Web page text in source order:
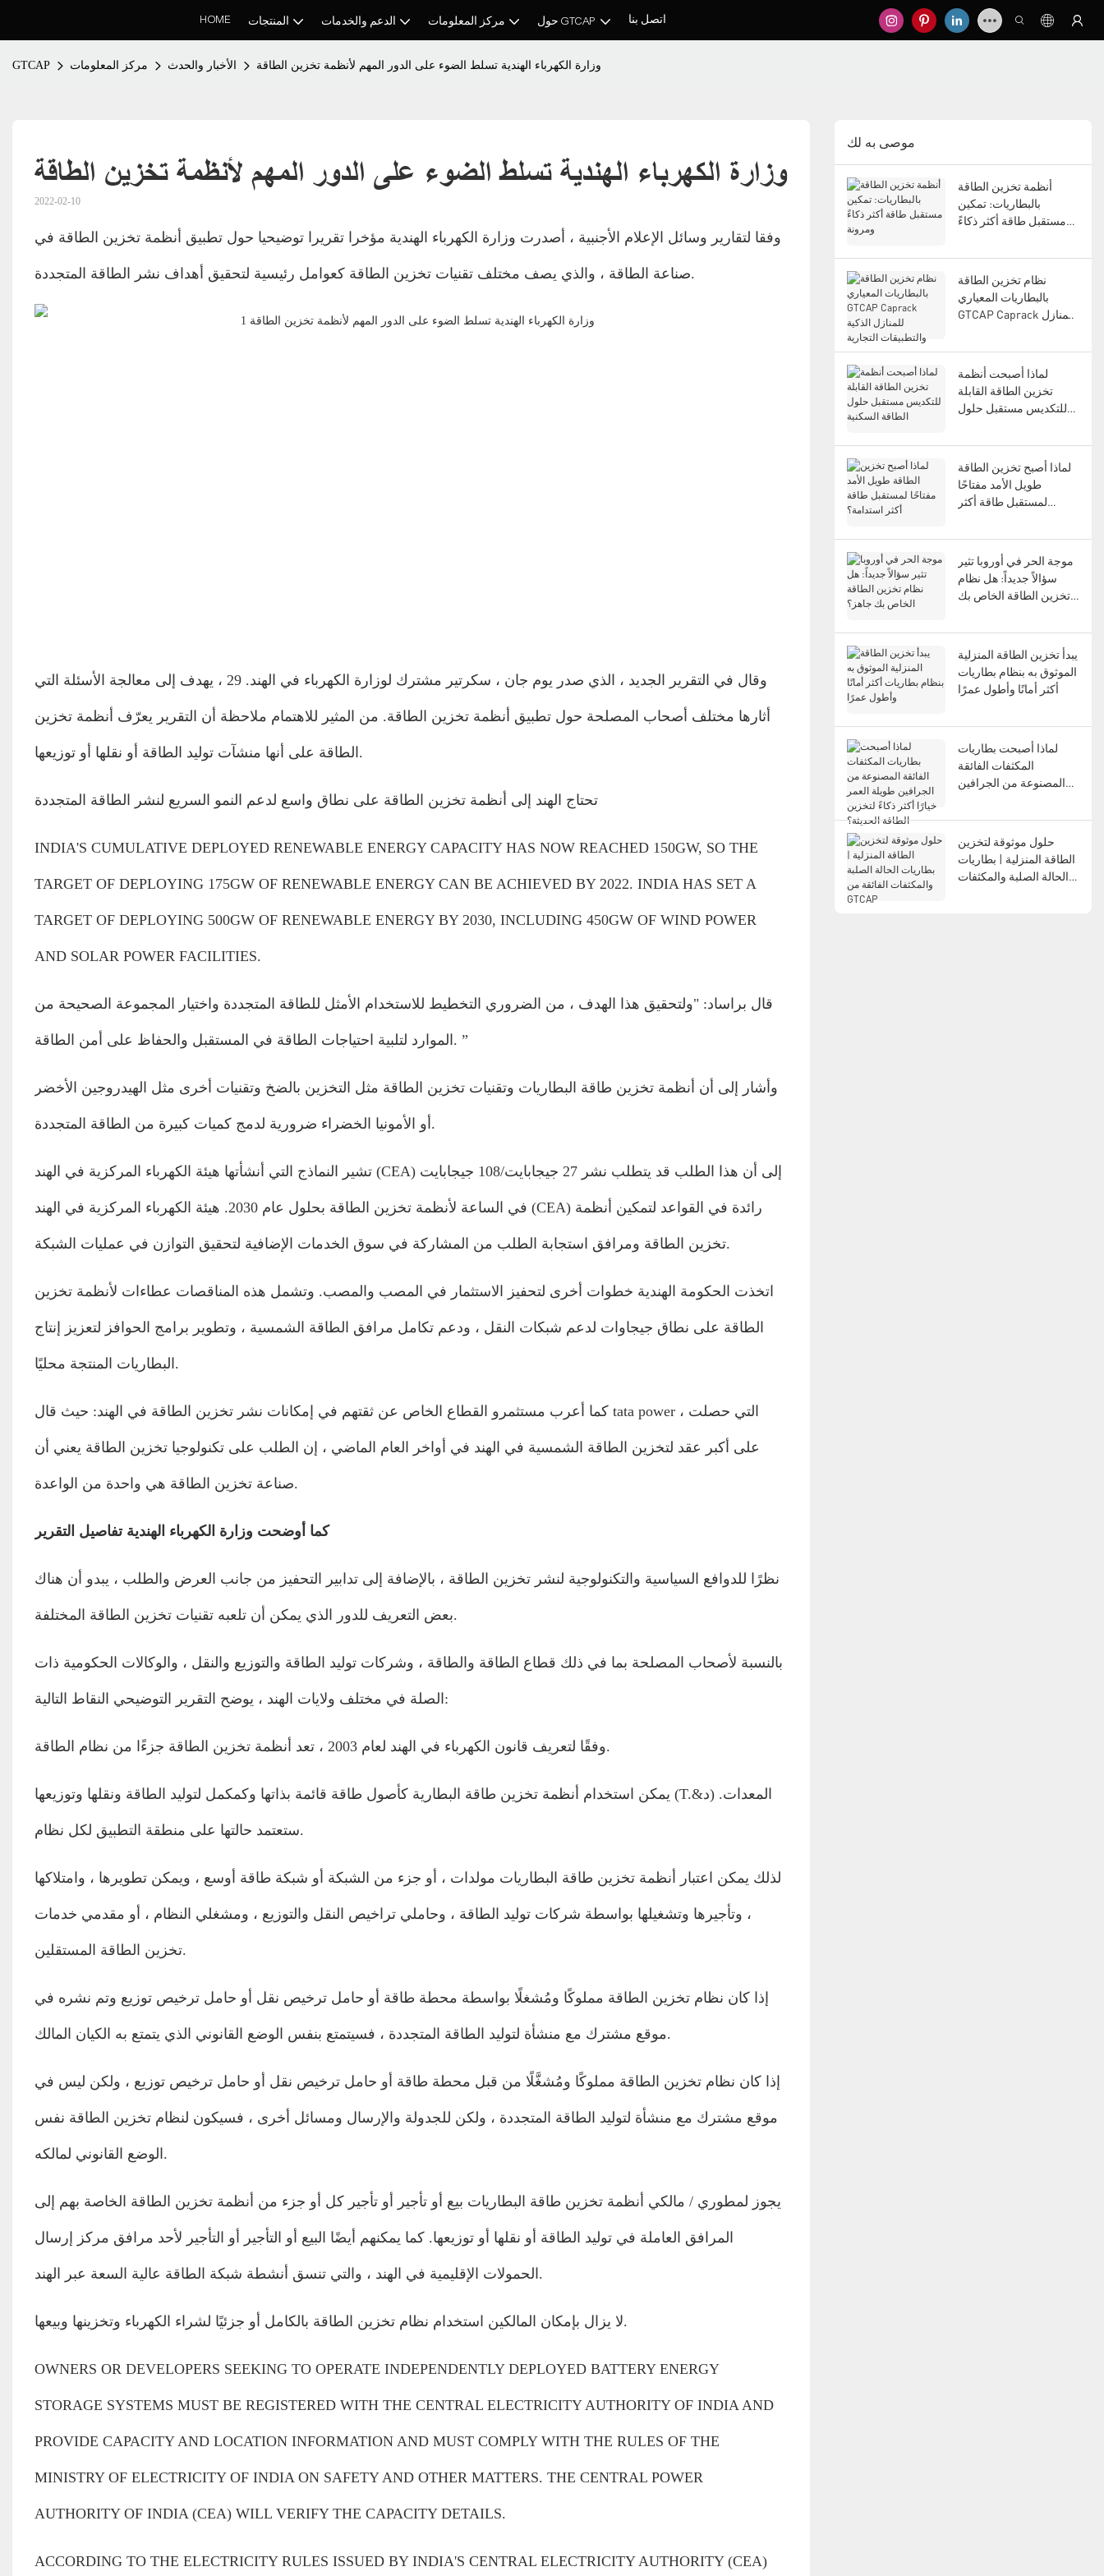
HOME المنتجات الدعم والخدمات مركز المعلومات حول GTCAP اتصل بنا
GTCAP مركز المعلومات الأخبار والحدث وزارة الكهرباء الهندية تسلط الضوء على الدور المهم لأنظمة تخزين الطاقة
وزارة الكهرباء الهندية تسلط الضوء على الدور المهم لأنظمة تخزين الطاقة
2022-02-10
وفقا لتقارير وسائل الإعلام الأجنبية ، أصدرت وزارة الكهرباء الهندية مؤخرا تقريرا توضيحيا حول تطبيق أنظمة تخزين الطاقة في
صناعة الطاقة ، والذي يصف مختلف تقنيات تخزين الطاقة كعوامل رئيسية لتحقيق أهداف نشر الطاقة المتجددة. ‎
وقال في التقرير الجديد ، الذي صدر يوم جان ، سكرتير مشترك لوزارة الكهرباء في الهند. 29 ، يهدف إلى معالجة الأسئلة التي
أثارها مختلف أصحاب المصلحة حول تطبيق أنظمة تخزين الطاقة. من المثير للاهتمام ملاحظة أن التقرير يعرّف أنظمة تخزين
الطاقة على أنها منشآت توليد الطاقة أو نقلها أو توزيعها. ‎
تحتاج الهند إلى أنظمة تخزين الطاقة على نطاق واسع لدعم النمو السريع لنشر الطاقة المتجددة
‎INDIA'S CUMULATIVE DEPLOYED RENEWABLE ENERGY CAPACITY HAS NOW REACHED 150GW, SO THE
TARGET OF DEPLOYING 175GW OF RENEWABLE ENERGY CAN BE ACHIEVED BY 2022. INDIA HAS SET A
TARGET OF DEPLOYING 500GW OF RENEWABLE ENERGY BY 2030, INCLUDING 450GW OF WIND POWER
AND SOLAR POWER FACILITIES. ‎
قال براساد: "ولتحقيق هذا الهدف ، من الضروري التخطيط للاستخدام الأمثل للطاقة المتجددة واختيار المجموعة الصحيحة من
الموارد لتلبية احتياجات الطاقة في المستقبل والحفاظ على أمن الطاقة. ” ‎
وأشار إلى أن أنظمة تخزين طاقة البطاريات وتقنيات تخزين الطاقة مثل التخزين بالضخ وتقنيات أخرى مثل الهيدروجين الأخضر
أو ​​الأمونيا الخضراء ضرورية لدمج كميات كبيرة من الطاقة المتجددة. ‎
تشير النماذج التي أنشأتها هيئة الكهرباء المركزية في الهند (CEA) إلى أن هذا الطلب قد يتطلب نشر 27 جيجابايت/108 جيجابايت
في الساعة لأنظمة تخزين الطاقة بحلول عام 2030. هيئة الكهرباء المركزية في الهند (CEA) رائدة في القواعد لتمكين أنظمة
تخزين الطاقة ومرافق استجابة الطلب من المشاركة في سوق الخدمات الإضافية لتحقيق التوازن في عمليات الشبكة. ‎
اتخذت الحكومة الهندية خطوات أخرى لتحفيز الاستثمار في المصب والمصب. وتشمل هذه المناقصات عطاءات لأنظمة تخزين
الطاقة على نطاق جيجاوات لدعم شبكات النقل ، ودعم تكامل مرافق الطاقة الشمسية ، وتطوير برامج الحوافز لتعزيز إنتاج
البطاريات المنتجة محليًا.
كما أعرب مستثمرو القطاع الخاص عن ثقتهم في إمكانات نشر تخزين الطاقة في الهند: حيث قال tata power ، التي حصلت
على أكبر عقد لتخزين الطاقة الشمسية في الهند في أواخر العام الماضي ، إن الطلب على تكنولوجيا تخزين الطاقة يعني أن
صناعة تخزين الطاقة هي واحدة من الواعدة. ‎
كما أوضحت وزارة الكهرباء الهندية تفاصيل التقرير
نظرًا للدوافع السياسية والتكنولوجية لنشر تخزين الطاقة ، بالإضافة إلى تدابير التحفيز من جانب العرض والطلب ، يبدو أن هناك
بعض التعريف للدور الذي يمكن أن تلعبه تقنيات تخزين الطاقة المختلفة. ‎
بالنسبة لأصحاب المصلحة بما في ذلك قطاع الطاقة والطاقة ، وشركات توليد الطاقة والتوزيع والنقل ، والوكالات الحكومية ذات
الصلة في مختلف ولايات الهند ، يوضح التقرير التوضيحي النقاط التالية:
وفقًا لتعريف قانون الكهرباء في الهند لعام 2003 ، تعد أنظمة تخزين الطاقة جزءًا من نظام الطاقة.
يمكن استخدام أنظمة تخزين طاقة البطارية كأصول طاقة قائمة بذاتها وكمكمل لتوليد الطاقة ونقلها وتوزيعها (T.&د) المعدات.
ستعتمد حالتها على منطقة التطبيق لكل نظام.
لذلك يمكن اعتبار أنظمة تخزين طاقة البطاريات مولدات ، أو جزء من الشبكة أو شبكة طاقة أوسع ، ويمكن تطويرها ، وامتلاكها
، وتأجيرها وتشغيلها بواسطة شركات توليد الطاقة ، وحاملي تراخيص النقل والتوزيع ، ومشغلي النظام ، أو مقدمي خدمات
تخزين الطاقة المستقلين. ‎
إذا كان نظام تخزين الطاقة مملوكًا ومُشغلًا بواسطة محطة طاقة أو حامل ترخيص نقل أو حامل ترخيص توزيع وتم نشره في
موقع مشترك مع منشأة لتوليد الطاقة المتجددة ، فسيتمتع بنفس الوضع القانوني الذي يتمتع به الكيان المالك. ‎
إذا كان نظام تخزين الطاقة مملوكًا ومُشغَّلًا من قبل محطة طاقة أو حامل ترخيص نقل أو حامل ترخيص توزيع ، ولكن ليس في
موقع مشترك مع منشأة لتوليد الطاقة المتجددة ، ولكن للجدولة والإرسال ومسائل أخرى ، فسيكون لنظام تخزين الطاقة نفس
الوضع القانوني لمالكه. ‎
يجوز لمطوري / مالكي أنظمة تخزين طاقة البطاريات بيع أو تأجير أو تأجير كل أو جزء من أنظمة تخزين الطاقة الخاصة بهم إلى
المرافق العاملة في توليد الطاقة أو نقلها أو توزيعها. كما يمكنهم أيضًا البيع أو التأجير أو التأجير لأحد مرافق مركز إرسال
الحمولات الإقليمية في الهند ، والتي تنسق أنشطة شبكة الطاقة عالية السعة عبر الهند. ‎
لا يزال بإمكان المالكين استخدام نظام تخزين الطاقة بالكامل أو جزئيًا لشراء الكهرباء وتخزينها وبيعها. ‎
‎OWNERS OR DEVELOPERS SEEKING TO OPERATE INDEPENDENTLY DEPLOYED BATTERY ENERGY
STORAGE SYSTEMS MUST BE REGISTERED WITH THE CENTRAL ELECTRICITY AUTHORITY OF INDIA AND
PROVIDE CAPACITY AND LOCATION INFORMATION AND MUST COMPLY WITH THE RULES OF THE
MINISTRY OF ELECTRICITY OF INDIA ON SAFETY AND OTHER MATTERS. THE CENTRAL POWER
AUTHORITY OF INDIA (CEA) WILL VERIFY THE CAPACITY DETAILS. ‎
‎ACCORDING TO THE ELECTRICITY RULES ISSUED BY INDIA'S CENTRAL ELECTRICITY AUTHORITY (CEA)
موصى به لك
أنظمة تخزين الطاقة
بالبطاريات: تمكين
مستقبل طاقة أكثر ذكاءً
نظام تخزين الطاقة
بالبطاريات المعياري
GTCAP Caprack للمنازل
لماذا أصبحت أنظمة
تخزين الطاقة القابلة
للتكديس مستقبل حلول
لماذا أصبح تخزين الطاقة
طويل الأمد مفتاحًا
لمستقبل طاقة أكثر
موجة الحر في أوروبا تثير
سؤالاً جديداً: هل نظام
تخزين الطاقة الخاص بك
يبدأ تخزين الطاقة المنزلية
الموثوق به بنظام بطاريات
أكثر أمانًا وأطول عمرًا
لماذا أصبحت بطاريات
المكثفات الفائقة
المصنوعة من الجرافين
ذكاءً لتخزين الطاقة
الحديثة؟
حلول موثوقة لتخزين
الطاقة المنزلية | بطاريات
الحالة الصلبة والمكثفات